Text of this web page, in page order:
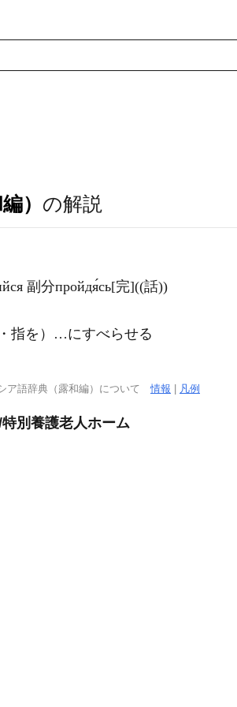
） の解説
副分пройдя́сь[完]((話))
指を）…にすべらせる
ア語辞典（露和編）について情報 凡例
別養護老人ホーム